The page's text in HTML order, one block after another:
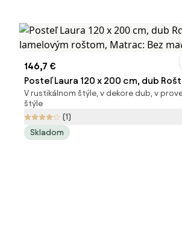
146,7 €
Posteľ Laura 120 x 200 cm, dub
lamelovým roštom, Matrac: Bez
matraca
V rustikálnom štýle, v dekore dub, v
štýle
(1)
Skladom